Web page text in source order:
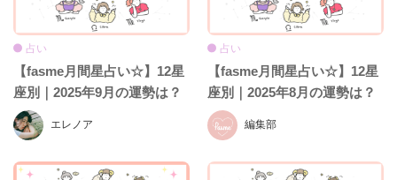
エレノア
占い
【fasme月間星占い☆】12星
座別｜2025年9月の運勢は？
編集部
占い
【fasme月間星占い☆】12星
座別｜2025年8月の運勢は？